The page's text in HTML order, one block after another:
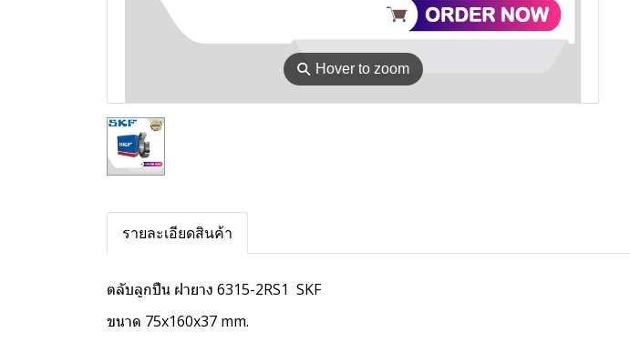
⚲ Hover to zoom
รายละเอียดสินค้า
ตลับลูกปืน ฝายาง 6315-2RS1 SKF
ขนาด 75x160x37 mm.